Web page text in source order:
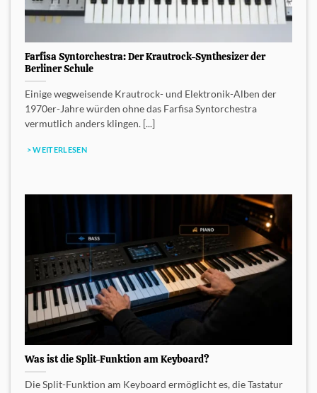
Farfisa Syntorchestra: Der Krautrock-Synthesizer der
Berliner Schule
Einige wegweisende Krautrock- und Elektronik-Alben der
1970er-Jahre würden ohne das Farfisa Syntorchestra
vermutlich anders klingen. [...]
> WEITERLESEN
Was ist die Split-Funktion am Keyboard?
Die Split-Funktion am Keyboard ermöglicht es, die Tastatur